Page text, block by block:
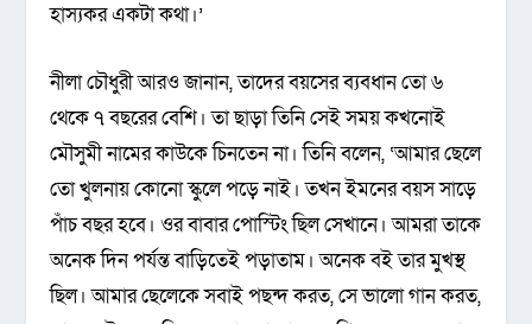
হাস্যকর একটা কথা।’
নীলা চৌধুরী আরও জানান, তাদের বয়সের ব্যবধান তো ৬
থেকে ৭ বছরের বেশি। তা ছাড়া তিনি সেই সময় কখনোই
মৌসুমী নামের কাউকে চিনতেন না। তিনি বলেন, ‘আমার ছেলে
তো খুলনায় কোনো স্কুলে পড়ে নাই। তখন ইমনের বয়স সাড়ে
পাঁচ বছর হবে। ওর বাবার পোস্টিং ছিল সেখানে। আমরা তাকে
অনেক দিন পর্যন্ত বাড়িতেই পড়াতাম। অনেক বই তার মুখস্থ
ছিল। আমার ছেলেকে সবাই পছন্দ করত, সে ভালো গান করত,